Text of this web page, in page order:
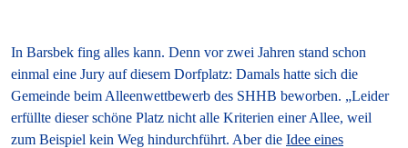
In Barsbek fing alles kann. Denn vor zwei Jahren stand schon
einmal eine Jury auf diesem Dorfplatz: Damals hatte sich die
Gemeinde beim Alleenwettbewerb des SHHB beworben. „Leider
erfüllte dieser schöne Platz nicht alle Kriterien einer Allee, weil
zum Beispiel kein Weg hindurchführt. Aber die Idee eines